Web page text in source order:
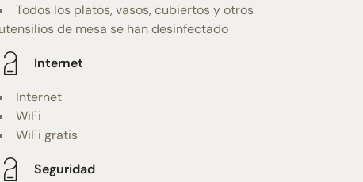
Todos los platos, vasos, cubiertos y otros
utensilios de mesa se han desinfectado
Internet
Internet
WiFi
WiFi gratis
Seguridad